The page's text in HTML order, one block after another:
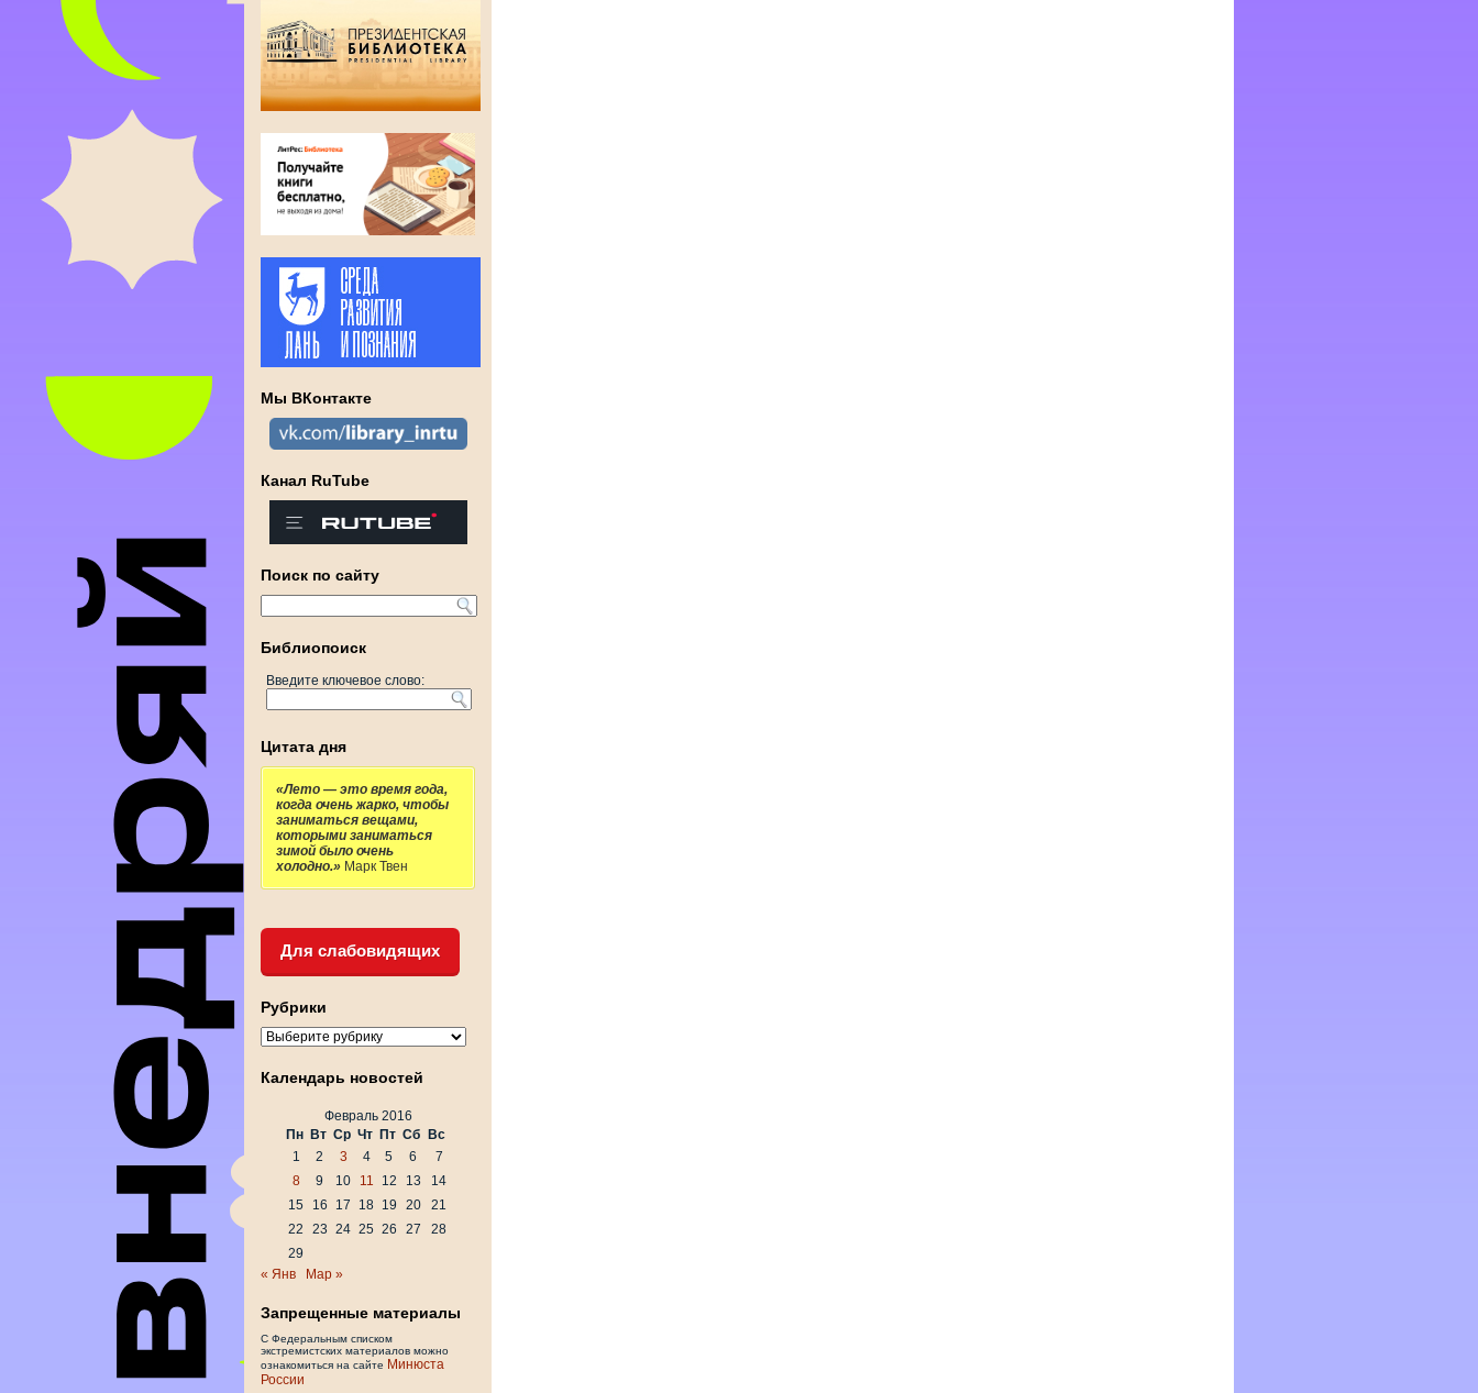
Мы ВКонтакте
Канал RuTube
Поиск по сайту
Библиопоиск
Введите ключевое слово:
Цитата дня
«Лето — это время года,
когда очень жарко, чтобы
заниматься вещами,
которыми заниматься
зимой было очень
холодно.» Марк Твен
Для слабовидящих
Рубрики
Рубрики
Календарь новостей
Февраль 2016
Пн Вт Ср Чт Пт Сб
Вс
1
2 3 4 5 6
7
8
9 10 11 12 13
14
15
16 17 18 19 20
21
22
23 24 25 26 27
28
29
« Янв
Мар »
Запрещенные материалы
С Федеральным списком
экстремистских материалов можно
ознакомиться на сайте Минюста
России